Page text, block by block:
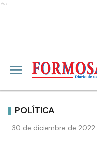
Ads
POLÍTICA
30 de diciembre de